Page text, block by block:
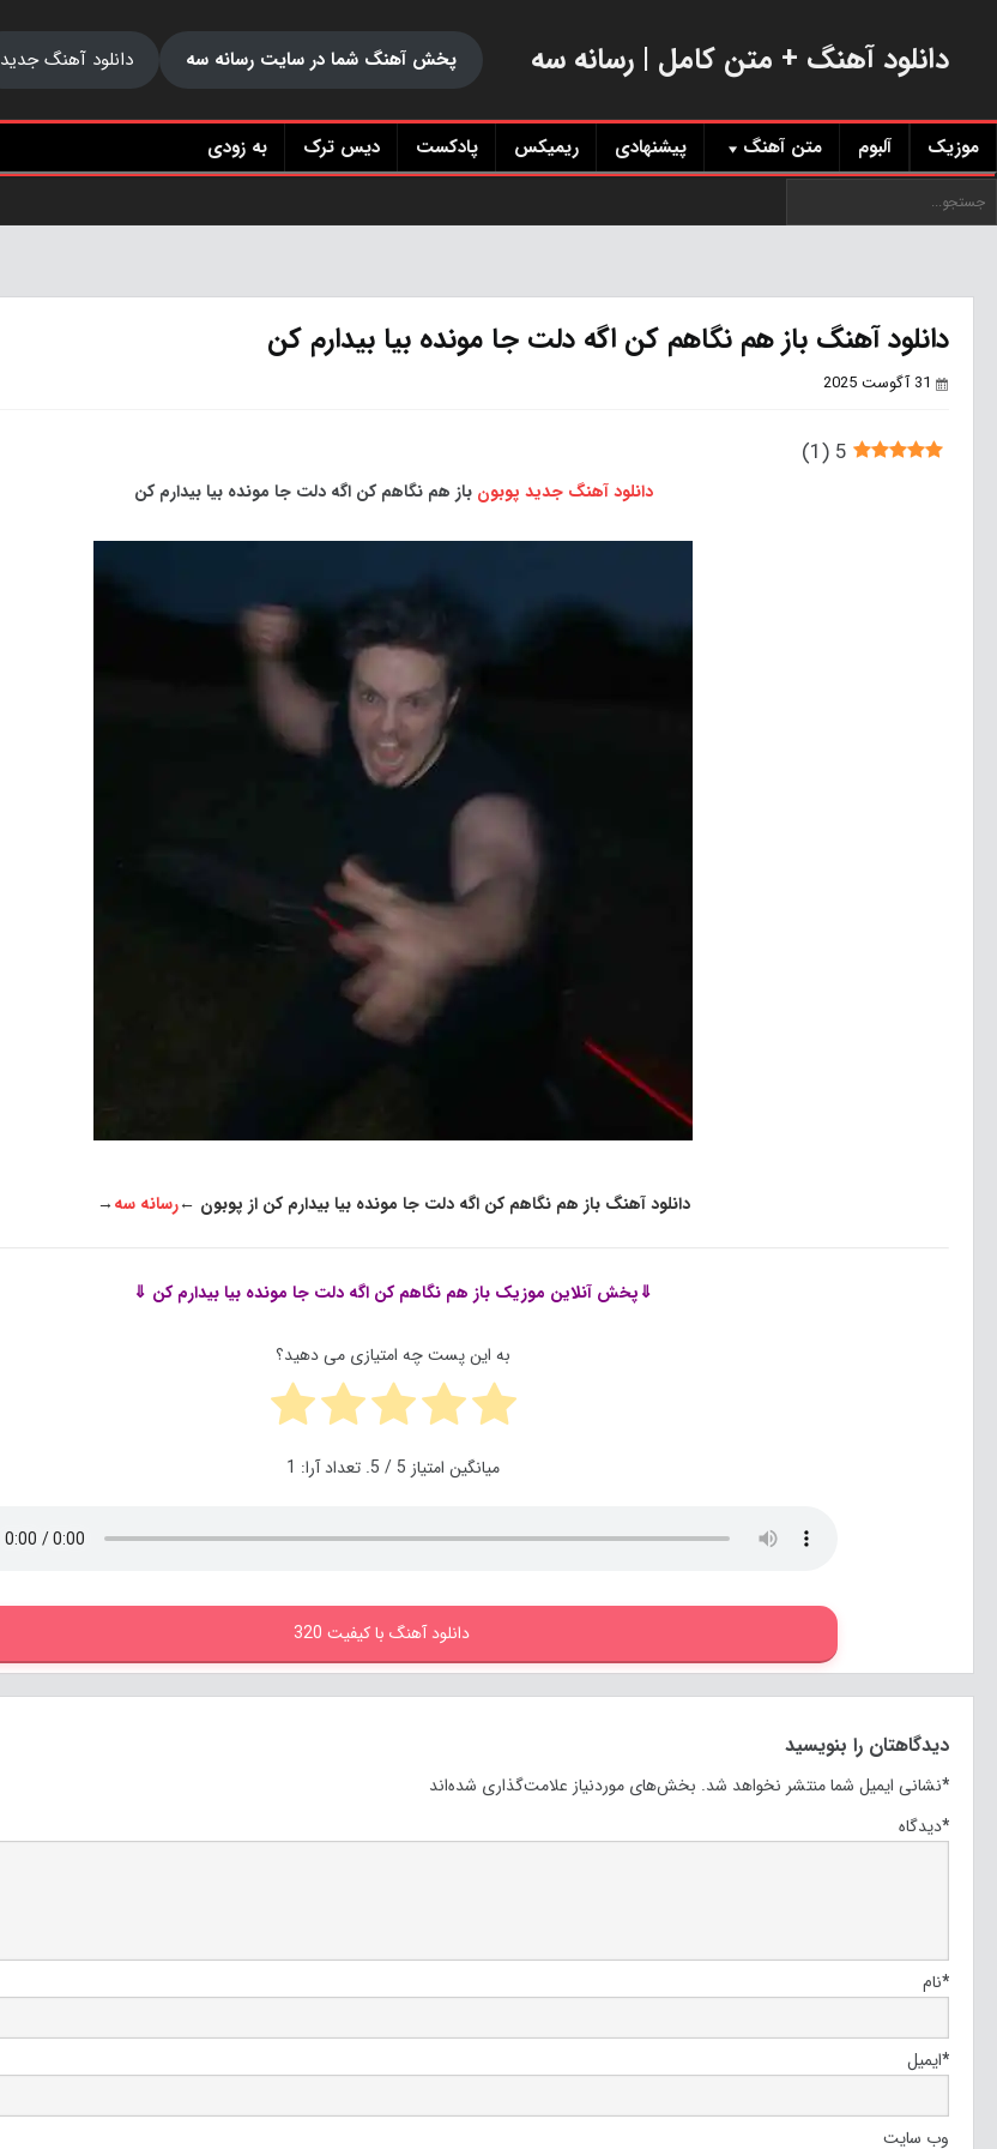
دانلود آهنگ + متن کامل | رسانه سه پخش آهنگ شما در سایت رسانه سه دانلود آهنگ جدید
موزیک آلبوم متن آهنگ پیشنهادی ریمیکس پادکست دیس ترک به زودی
دانلود آهنگ باز هم نگاهم کن اگه دلت جا مونده بیا بیدارم کن
31 آگوست 2025
5
(
1
)
دانلود آهنگ جدید پوبون باز هم نگاهم کن اگه دلت جا مونده بیا بیدارم کن
دانلود آهنگ باز هم نگاهم کن اگه دلت جا مونده بیا بیدارم کن از پوبون ←رسانه سه→
⇓پخش آنلاین موزیک باز هم نگاهم کن اگه دلت جا مونده بیا بیدارم کن ⇓
به این پست چه امتیازی می دهید؟
میانگین امتیاز 5 / 5. تعداد آرا: 1
دانلود آهنگ با کیفیت 320
دیدگاهتان را بنویسید
نشانی ایمیل شما منتشر نخواهد شد. بخش‌های موردنیاز علامت‌گذاری شده‌اند
*
دیدگاه*
نام*
ایمیل*
وب‌ سایت